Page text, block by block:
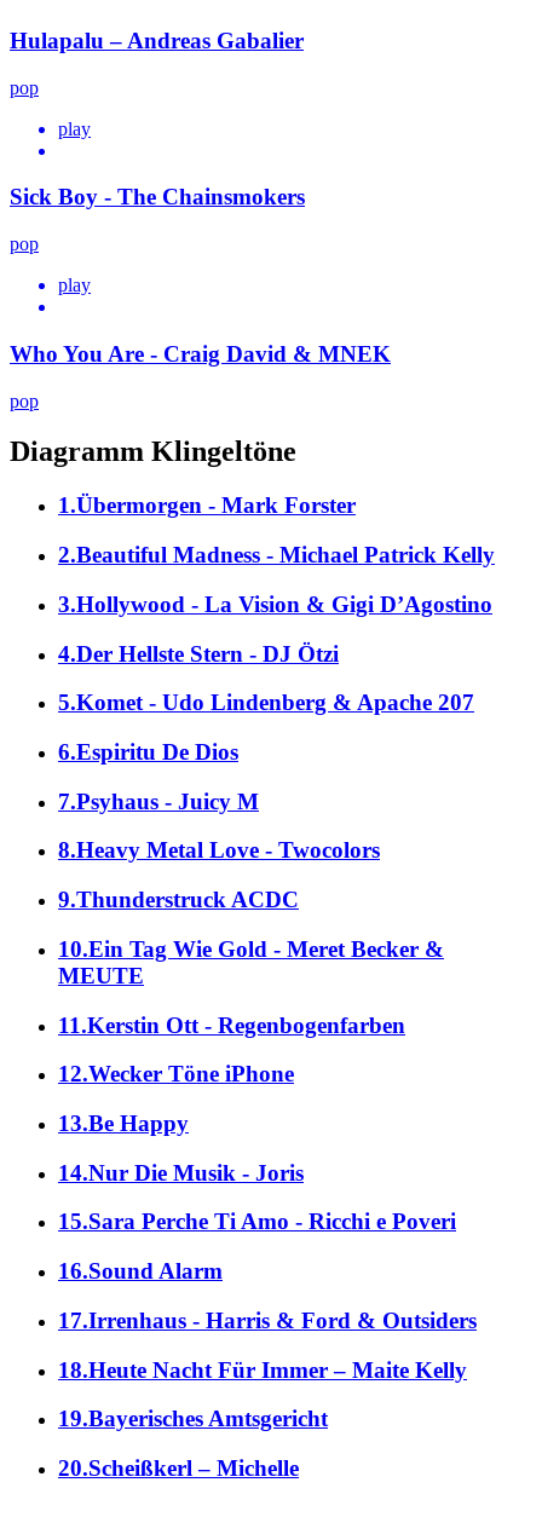
Hulapalu – Andreas Gabalier
pop
play
Sick Boy - The Chainsmokers
pop
play
Who You Are - Craig David & MNEK
pop
Diagramm Klingeltöne
1.Übermorgen - Mark Forster
2.Beautiful Madness - Michael Patrick Kelly
3.Hollywood - La Vision & Gigi D’Agostino
4.Der Hellste Stern - DJ Ötzi
5.Komet - Udo Lindenberg & Apache 207
6.Espiritu De Dios
7.Psyhaus - Juicy M
8.Heavy Metal Love - Twocolors
9.Thunderstruck ACDC
10.Ein Tag Wie Gold - Meret Becker &
MEUTE
11.Kerstin Ott - Regenbogenfarben
12.Wecker Töne iPhone
13.Be Happy
14.Nur Die Musik - Joris
15.Sara Perche Ti Amo - Ricchi e Poveri
16.Sound Alarm
17.Irrenhaus - Harris & Ford & Outsiders
18.Heute Nacht Für Immer – Maite Kelly
19.Bayerisches Amtsgericht
20.Scheißkerl – Michelle